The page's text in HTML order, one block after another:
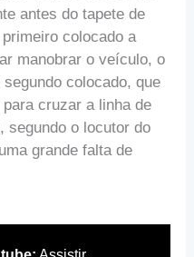
antes do tapete de
colocado a
manobrar o veículo, o
colocado, que
cruzar a linha de
segundo o locutor do
grande falta de